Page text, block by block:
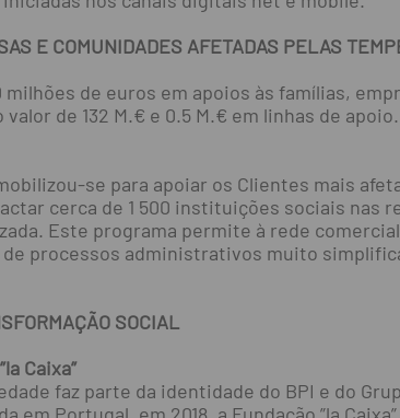
E COMUNIDADES AFETADAS PELAS
milhões de euros em apoios às famílias,
de 132 M.€ e 0.5 M.€ em linhas de
se para apoiar os Clientes mais
cerca de 1 500 instituições sociais nas
Este programa permite à rede
de processos administrativos muito
SOCIAL
Caixa”
faz parte da identidade do BPI e do